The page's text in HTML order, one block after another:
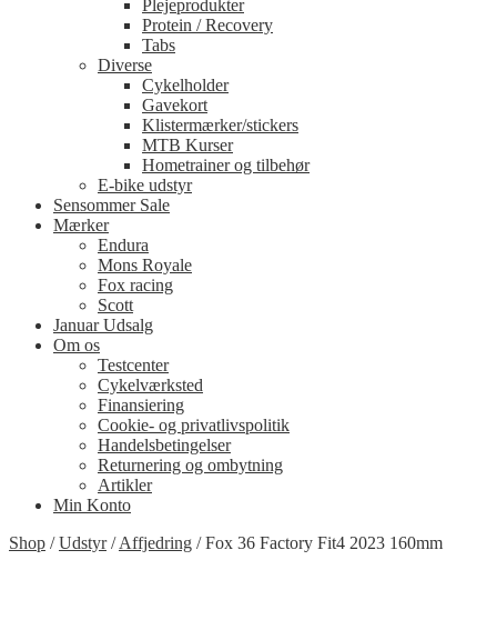
Plejeprodukter
Protein / Recovery
Tabs
Diverse
Cykelholder
Gavekort
Klistermærker/stickers
MTB Kurser
Hometrainer og tilbehør
E-bike udstyr
Sensommer Sale
Mærker
Endura
Mons Royale
Fox racing
Scott
Januar Udsalg
Om os
Testcenter
Cykelværksted
Finansiering
Cookie- og privatlivspolitik
Handelsbetingelser
Returnering og ombytning
Artikler
Min Konto
Shop /Udstyr/Affjedring /Fox 36 Factory Fit4 2023 160mm